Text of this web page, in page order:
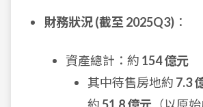
財務狀況 (截至 2025Q3) ：
資產總計：約 154 億元
其中待售房地約 7.3